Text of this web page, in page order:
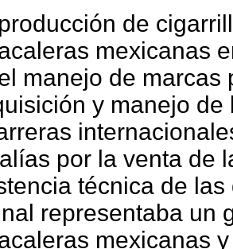
de
mexicanas
manejo de marcas
y manejo
por la venta de
técnica de
representaba un
mexicanas